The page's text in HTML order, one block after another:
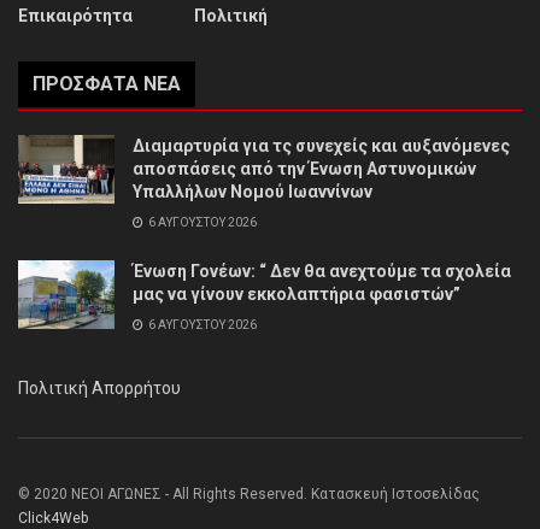
Επικαιρότητα
Πολιτική
ΠΡΌΣΦΑΤΑ ΝΈΑ
Διαμαρτυρία για τς συνεχείς και αυξανόμενες
αποσπάσεις από την Ένωση Αστυνομικών
Υπαλλήλων Νομού Ιωαννίνων
6 ΑΥΓΟΎΣΤΟΥ 2026
Ένωση Γονέων: “ Δεν θα ανεχτούμε τα σχολεία
μας να γίνουν εκκολαπτήρια φασιστών”
6 ΑΥΓΟΎΣΤΟΥ 2026
Πολιτική Απορρήτου
© 2020 ΝΕΟΙ ΑΓΩΝΕΣ - All Rights Reserved. Κατασκευή Ιστοσελίδας
Click4Web